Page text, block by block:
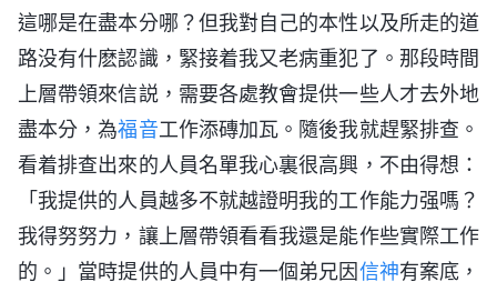
這哪是在盡本分哪？但我對自己的本性以及所走的道
路没有什麽認識，緊接着我又老病重犯了。那段時間
上層帶領來信説，需要各處教會提供一些人才去外地
盡本分，為福音工作添磚加瓦。隨後我就趕緊排查。
看着排查出來的人員名單我心裏很高興，不由得想：
「我提供的人員越多不就越證明我的工作能力强嗎？
我得努努力，讓上層帶領看看我還是能作些實際工作
的。」當時提供的人員中有一個弟兄因信神有案底，